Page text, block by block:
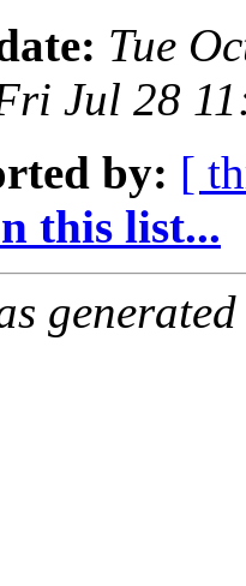
Tue
Jul 28
by: [
this list...